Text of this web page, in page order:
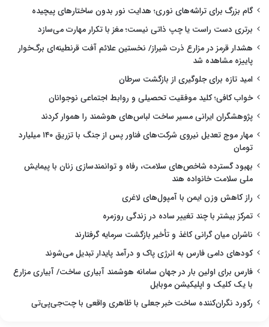
گام بزرگ برای تراشه‌های نوری؛ هدایت نور بدون ساختارهای پیچیده
برتری دست راست یا چپ ذاتی نیست؛ مغز با تکرار مهارت می‌سازد
هشدار قرمز در مزارع ذرت شیراز/ نخستین علائم آفت قرنطینه‌ای برگ‌خوار
پاییزه مشاهده شد
امید تازه برای جلوگیری از بازگشت سرطان
خواب کافی؛ کلید موفقیت تحصیلی و روابط اجتماعی نوجوانان
پژوهشگران ایرانی مسیر ساخت لباس‌های هوشمند را هموار کردند
مهار موج تعدیل نیروی شرکت‌های فناور پس از جنگ با تزریق ۱۴۰ میلیارد
تومان
بهبود گسترده شاخص‌های سلامت، رفاه و توانمندسازی زنان با پیمایش
ملی سلامت خانواده هند
راز کاهش وزن ایمن با آمپول‌های لاغری
تمرکز بیشتر با چند تغییر ساده در زندگی روزمره
ناشران میان گرانی کاغذ و تأخیر بازگشت سرمایه گرفتارند
کودهای دامی فارس به انرژی پاک و درآمد پایدار تبدیل می‌شوند
فارس برای اولین بار در جهان سامانه هوشمند آبیاری ساخت/ آبیاری مزارع
با یک کلیک و اپلیکیشن موبایل
رکورد نگران‌کننده ساخت خبر جعلی با ظاهری واقعی با چت‌جی‌پی‌تی